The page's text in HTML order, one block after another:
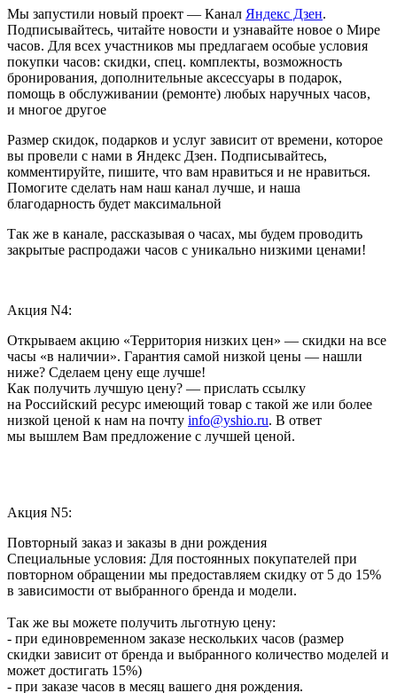
Мы запустили новый проект — Канал Яндекс Дзен.
Подписывайтесь, читайте новости и узнавайте новое о Мире
часов. Для всех участников мы предлагаем особые условия
покупки часов: скидки, спец. комплекты, возможность
бронирования, дополнительные аксессуары в подарок,
помощь в обслуживании (ремонте) любых наручных часов,
и многое другое
Размер скидок, подарков и услуг зависит от времени, которое
вы провели с нами в Яндекс Дзен. Подписывайтесь,
комментируйте, пишите, что вам нравиться и не нравиться.
Помогите сделать нам наш канал лучше, и наша
благодарность будет максимальной
Так же в канале, рассказывая о часах, мы будем проводить
закрытые распродажи часов с уникально низкими ценами!
Акция N4:
Открываем акцию «Территория низких цен» — скидки на все
часы «в наличии». Гарантия самой низкой цены — нашли
ниже? Сделаем цену еще лучше!
Как получить лучшую цену? — прислать ссылку
на Российский ресурс имеющий товар с такой же или более
низкой ценой к нам на почту info@yshio.ru. В ответ
мы вышлем Вам предложение с лучшей ценой.
Акция N5:
Повторный заказ и заказы в дни рождения
Специальные условия: Для постоянных покупателей при
повторном обращении мы предоставляем скидку от 5 до 15%
в зависимости от выбранного бренда и модели.
Так же вы можете получить льготную цену:
- при единовременном заказе нескольких часов (размер
скидки зависит от бренда и выбранного количество моделей и
может достигать 15%)
- при заказе часов в месяц вашего дня рождения.